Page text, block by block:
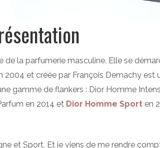
la parfumerie masculine. Elle se
et créée par François Demachy est
gamme de flankers : Dior Homme
en 2014 et Dior Homme Sport en
et Sport. Et je viens de me rendre